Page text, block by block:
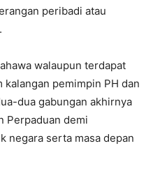
peribadi atau
walaupun terdapat
kalangan pemimpin PH dan
dua gabungan akhirnya
Perpaduan demi
negara serta masa depan